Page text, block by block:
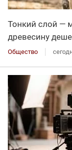
Тонкий слой —
древесину
Общество